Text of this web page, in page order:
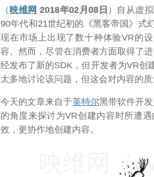
（ 映维网 2018年02月08日 ）自从虚
90年代和21世纪初的《黑客帝国》式
现在市场上出现了数十种体验VR的
容。然而，尽管在消费者方面取得了
经发布了新的SDK，但开发者为VR创
太多地讨论该问题，但这会对内容的
今天的文章来自于英特尔黑带软件开
的角度来探讨为VR创建内容时所遭
效，更协作地创建内容。
映维网（
映维网（